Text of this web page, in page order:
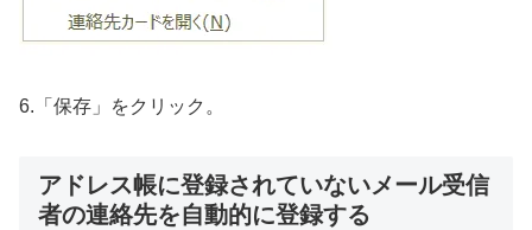
6.「保存」をクリック。
アドレス帳に登録されていないメール受信
者の連絡先を自動的に登録する